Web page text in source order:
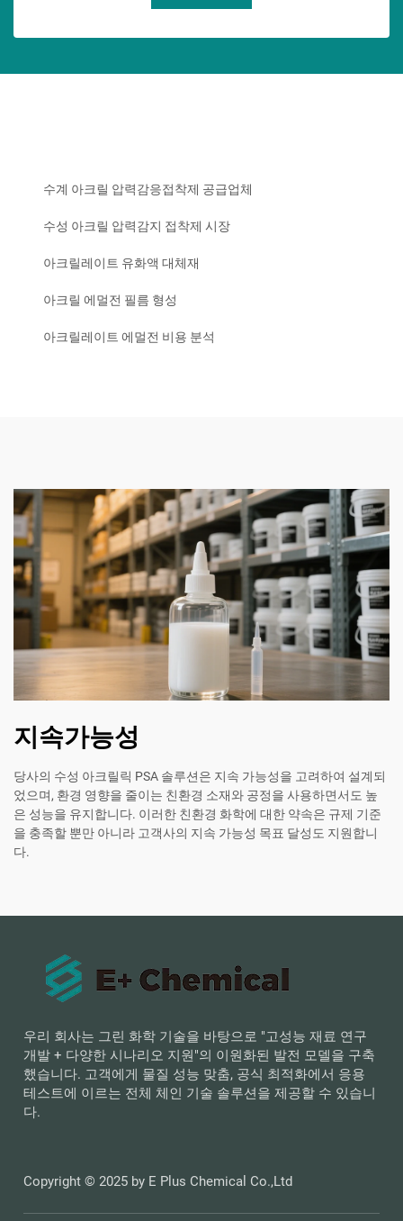
수계 아크릴 압력감응접착제 공급업체
수성 아크릴 압력감지 접착제 시장
아크릴레이트 유화액 대체재
아크릴 에멀전 필름 형성
아크릴레이트 에멀전 비용 분석
지속가능성
당사의 수성 아크릴릭 PSA 솔루션은 지속 가능성을 고려하여 설계되
었으며, 환경 영향을 줄이는 친환경 소재와 공정을 사용하면서도 높
은 성능을 유지합니다. 이러한 친환경 화학에 대한 약속은 규제 기준
을 충족할 뿐만 아니라 고객사의 지속 가능성 목표 달성도 지원합니
다.
우리 회사는 그린 화학 기술을 바탕으로 "고성능 재료 연구
개발 + 다양한 시나리오 지원"의 이원화된 발전 모델을 구축
했습니다. 고객에게 물질 성능 맞춤, 공식 최적화에서 응용
테스트에 이르는 전체 체인 기술 솔루션을 제공할 수 있습니
다.
Copyright © 2025 by E Plus Chemical Co.,Ltd